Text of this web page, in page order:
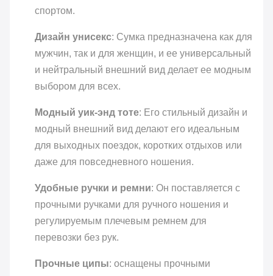
спортом.
Дизайн унисекс: Сумка предназначена как для
мужчин, так и для женщин, и ее универсальный
и нейтральный внешний вид делает ее модным
выбором для всех.
Модный уик-энд тоте: Его стильный дизайн и
модный внешний вид делают его идеальным
для выходных поездок, коротких отдыхов или
даже для повседневного ношения.
Удобные ручки и ремни: Он поставляется с
прочными ручками для ручного ношения и
регулируемым плечевым ремнем для
перевозки без рук.
Прочные ципы: оснащены прочными